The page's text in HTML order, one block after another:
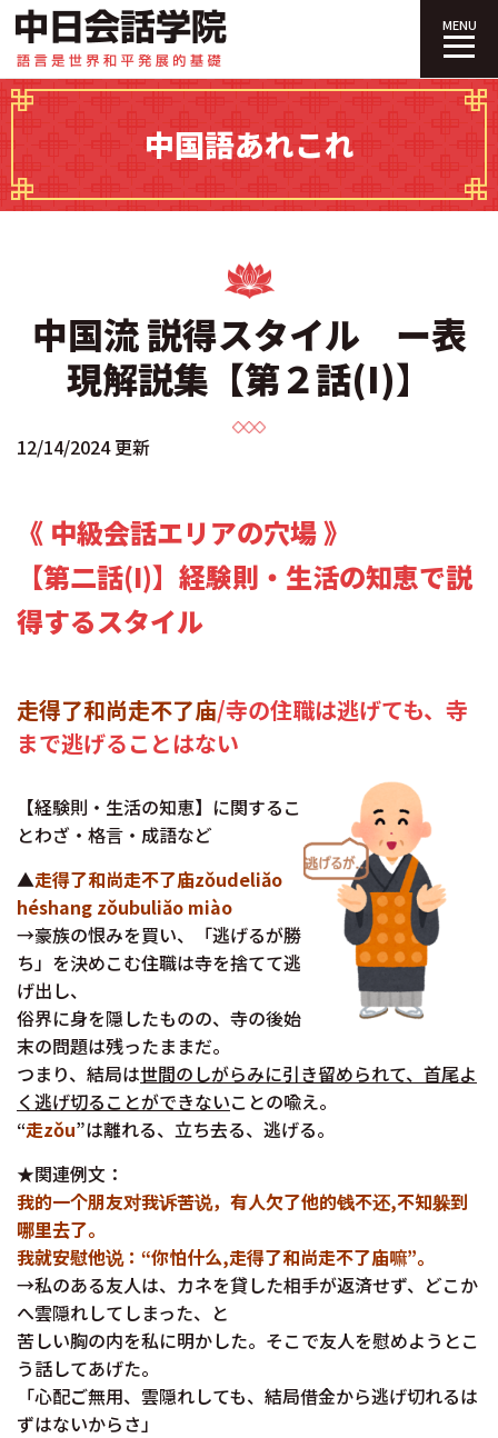
中日会話学院
MENU
中国語あれこれ
中国流 説得スタイル ー表
現解説集【第２話(I)】
12/14/2024 更新
《 中級会話エリアの穴場 》
【第二話(I)】経験則・生活の知恵で説
得するスタイル
走得了和尚走不了庙/寺の住職は逃げても、寺
まで逃げることはない
【経験則・生活の知恵】に関するこ
とわざ・格言・成語など
▲走得了和尚走不了庙zǒudeliăo
héshang zǒubuliăo miào
→豪族の恨みを買い、「逃げるが勝
ち」を決めこむ住職は寺を捨てて逃
げ出し、
俗界に身を隠したものの、寺の後始
末の問題は残ったままだ。
つまり、結局は世間のしがらみに引き留められて、首尾よ
く逃げ切ることができないことの喩え。
“走zǒu”は離れる、立ち去る、逃げる。
★関連例文：
我的一个朋友对我诉苦说，有人欠了他的钱不还,不知躲到
哪里去了。
我就安慰他说：“你怕什么,走得了和尚走不了庙嘛”。
→私のある友人は、カネを貸した相手が返済せず、どこか
へ雲隠れしてしまった、と
苦しい胸の内を私に明かした。そこで友人を慰めようとこ
う話してあげた。
「心配ご無用、雲隠れしても、結局借金から逃げ切れるは
ずはないからさ」